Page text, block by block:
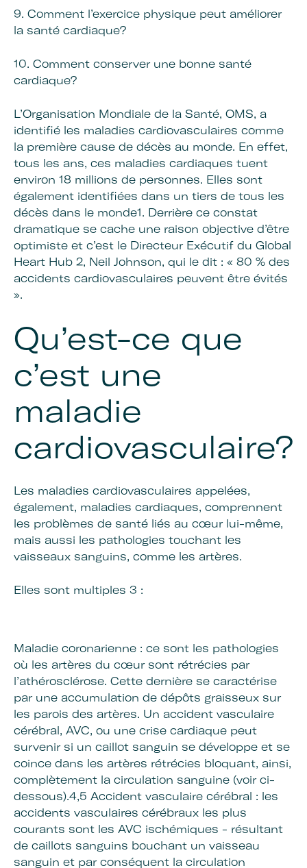
9. Comment l’exercice physique peut améliorer
la santé cardiaque?
10. Comment conserver une bonne santé
cardiaque?
L’Organisation Mondiale de la Santé, OMS, a
identifié les maladies cardiovasculaires comme
la première cause de décès au monde. En effet,
tous les ans, ces maladies cardiaques tuent
environ 18 millions de personnes. Elles sont
également identifiées dans un tiers de tous les
décès dans le monde1. Derrière ce constat
dramatique se cache une raison objective d’être
optimiste et c’est le Directeur Exécutif du Global
Heart Hub 2, Neil Johnson, qui le dit : « 80 % des
accidents cardiovasculaires peuvent être évités
».
Qu’est-ce que
c’est une
maladie
cardiovasculaire?
Les maladies cardiovasculaires appelées,
également, maladies cardiaques, comprennent
les problèmes de santé liés au cœur lui-même,
mais aussi les pathologies touchant les
vaisseaux sanguins, comme les artères.
Elles sont multiples 3 :
Maladie coronarienne : ce sont les pathologies
où les artères du cœur sont rétrécies par
l’athérosclérose. Cette dernière se caractérise
par une accumulation de dépôts graisseux sur
les parois des artères. Un accident vasculaire
cérébral, AVC, ou une crise cardiaque peut
survenir si un caillot sanguin se développe et se
coince dans les artères rétrécies bloquant, ainsi,
complètement la circulation sanguine (voir ci-
dessous).4,5 Accident vasculaire cérébral : les
accidents vasculaires cérébraux les plus
courants sont les AVC ischémiques - résultant
de caillots sanguins bouchant un vaisseau
sanguin et par conséquent la circulation